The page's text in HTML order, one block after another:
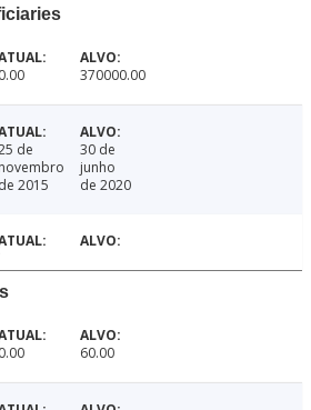
370000.00
de
novembro
de 2015
30 de
junho
de 2020
60.00